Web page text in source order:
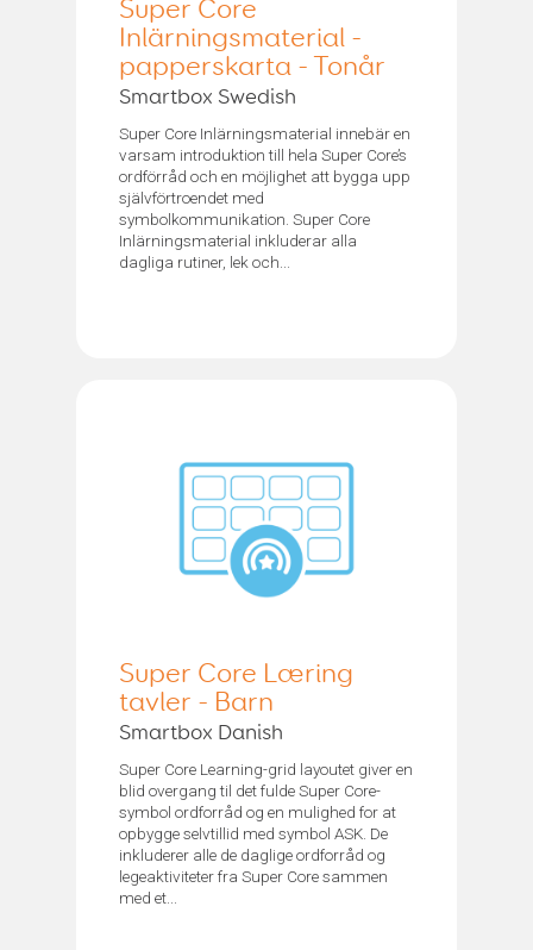
Super Core
Inlärningsmaterial -
papperskarta - Tonår
Smartbox Swedish
Super Core Inlärningsmaterial innebär en
varsam introduktion till hela Super Core’s
ordförråd och en möjlighet att bygga upp
självförtroendet med
symbolkommunikation. Super Core
Inlärningsmaterial inkluderar alla
dagliga rutiner, lek och...
Super Core Læring
tavler - Barn
Smartbox Danish
Super Core Learning-grid layoutet giver en
blid overgang til det fulde Super Core-
symbol ordforråd og en mulighed for at
opbygge selvtillid med symbol ASK. De
inkluderer alle de daglige ordforråd og
legeaktiviteter fra Super Core sammen
med et...